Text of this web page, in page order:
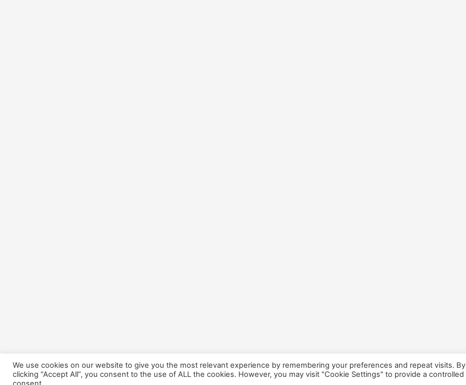
We use cookies on our website to give you the most relevant experience by remembering your preferences and repeat visits. By
clicking “Accept All”, you consent to the use of ALL the cookies. However, you may visit "Cookie Settings" to provide a controlled